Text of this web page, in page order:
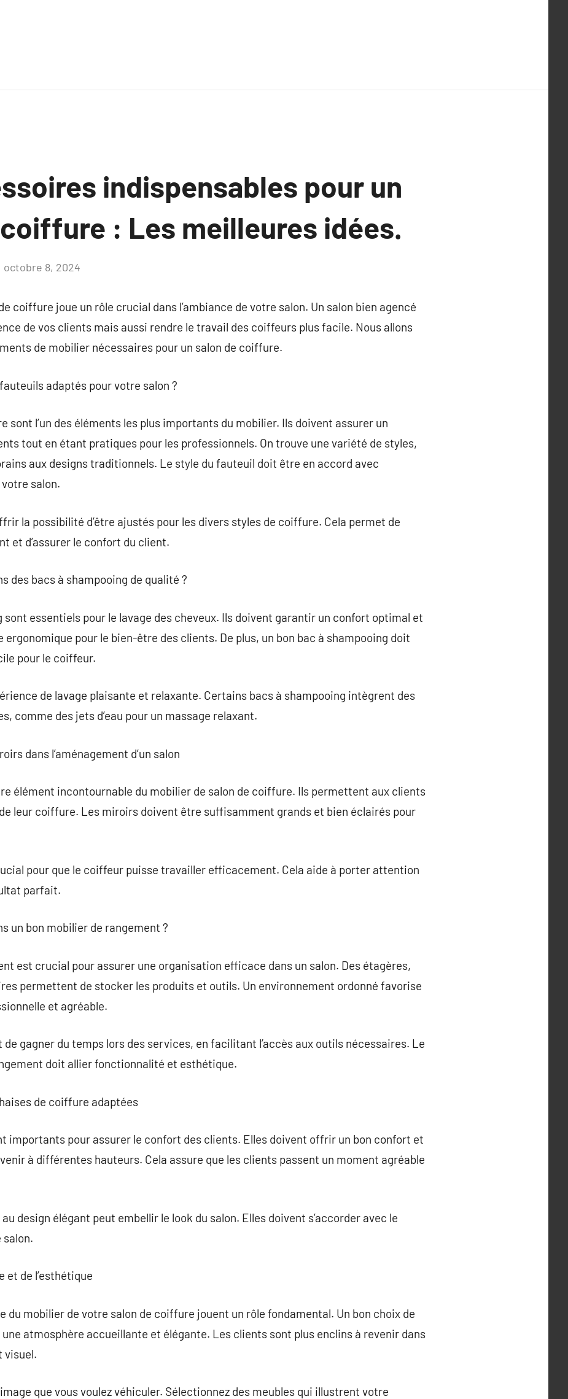
indispensables pour un
: Les meilleures idées.
octobre 8, 2024
coiffure joue un rôle crucial dans l’ambiance de votre salon. Un salon bien agencé
de vos clients mais aussi rendre le travail des coiffeurs plus facile. Nous allons
de mobilier nécessaires pour un salon de coiffure.
adaptés pour votre salon ?
sont l’un des éléments les plus importants du mobilier. Ils doivent assurer un
tout en étant pratiques pour les professionnels. On trouve une variété de styles,
aux designs traditionnels. Le style du fauteuil doit être en accord avec
votre salon.
la possibilité d’être ajustés pour les divers styles de coiffure. Cela permet de
et d’assurer le confort du client.
des bacs à shampooing de qualité ?
sont essentiels pour le lavage des cheveux. Ils doivent garantir un confort optimal et
ergonomique pour le bien-être des clients. De plus, un bon bac à shampooing doit
pour le coiffeur.
de lavage plaisante et relaxante. Certains bacs à shampooing intègrent des
comme des jets d’eau pour un massage relaxant.
dans l’aménagement d’un salon
élément incontournable du mobilier de salon de coiffure. Ils permettent aux clients
leur coiffure. Les miroirs doivent être suffisamment grands et bien éclairés pour
pour que le coiffeur puisse travailler efficacement. Cela aide à porter attention
parfait.
un bon mobilier de rangement ?
est crucial pour assurer une organisation efficace dans un salon. Des étagères,
permettent de stocker les produits et outils. Un environnement ordonné favorise
et agréable.
gagner du temps lors des services, en facilitant l’accès aux outils nécessaires. Le
doit allier fonctionnalité et esthétique.
de coiffure adaptées
importants pour assurer le confort des clients. Elles doivent offrir un bon confort et
à différentes hauteurs. Cela assure que les clients passent un moment agréable
design élégant peut embellir le look du salon. Elles doivent s’accorder avec le
et de l’esthétique
du mobilier de votre salon de coiffure jouent un rôle fondamental. Un bon choix de
atmosphère accueillante et élégante. Les clients sont plus enclins à revenir dans
visuel.
que vous voulez véhiculer. Sélectionnez des meubles qui illustrent votre